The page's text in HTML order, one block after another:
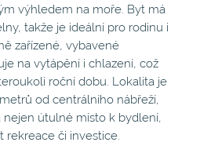
výhledem na moře. Byt má
takže je ideální pro rodinu i
zařízené, vybavené
na vytápění i chlazení, což
roční dobu. Lokalita je
od centrálního nábřeží,
útulné místo k bydlení,
rekreace či investice.